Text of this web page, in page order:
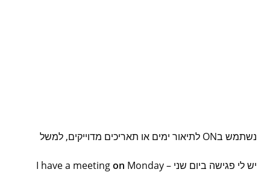
נשתמש בON לתיאור ימים או תאריכים מדוייקים, למשל
יש לי פגישה ביום שני – I have a meeting on Monday